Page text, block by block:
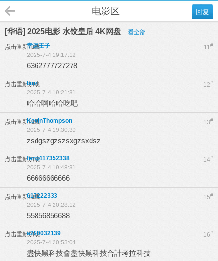
回复
电影区
[华语] 2025电影 水饺皇后 4K网盘 看全部
点击重新加载 11#
幸运王子
2025-7-4 19:17:12
6362777727278
点击重新加载 12#
lauz
2025-7-4 19:21:31
哈哈啊哈哈吃吧
点击重新加载 13#
KevinThompson
2025-7-4 19:30:30
zsdgszgzszsxgzsxdsz
点击重新加载 14#
feng417352338
2025-7-4 19:48:31
66666666666
点击重新加载 15#
617222333
2025-7-4 20:28:12
55856856688
点击重新加载 16#
a290032139
2025-7-4 20:53:04
盡快黑科技會盡快黑科技合計考拉科技